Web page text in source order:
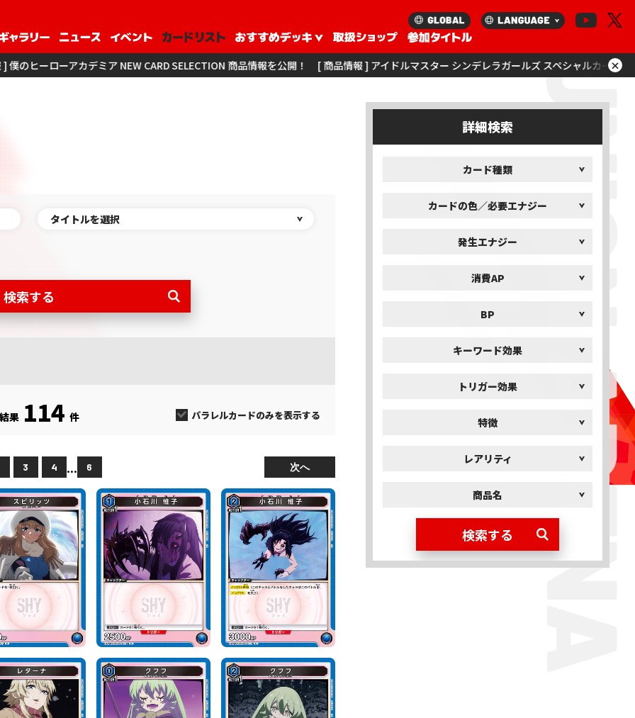
カデミア NEW CARD SELECTION 商品情報を公開！ [ 商品情報 ] アイドルマスター シンデレラガールズ スペシャルカードサプライセット
×
タイトルを選択
詳細検索
カード種類
カードの色／必要エナジー
発生エナジー
消費AP
BP
キーワード効果
トリガー効果
特徴
レアリティ
商品名
果 114 件 パラレルカードのみを表示する
3 4 ... 6 次へ